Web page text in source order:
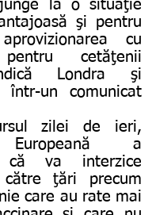
la o situaţie
şi pentru
cu
cetăţenii
Londra şi
într-un comunicat
Europeană a
că va interzice
către ţări precum
care au rate mai